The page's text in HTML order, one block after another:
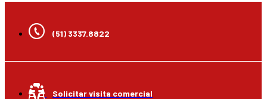
(51) 3337.8822
Solicitar visita comercial